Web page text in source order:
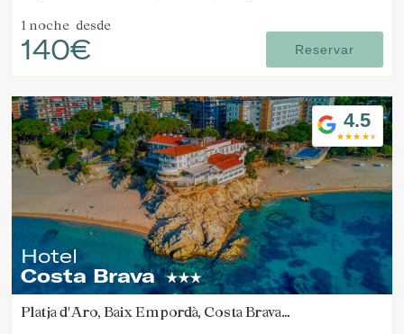
1 noche desde
140€ Reservar
4.5
Hotel
Costa Brava
Platja d'Aro, Baix Empordà, Costa Brava